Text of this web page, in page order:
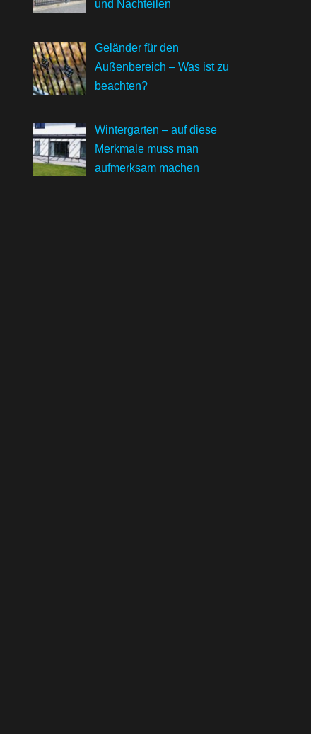
und Nachteilen
Geländer für den
Außenbereich – Was ist zu
beachten?
Wintergarten – auf diese
Merkmale muss man
aufmerksam machen